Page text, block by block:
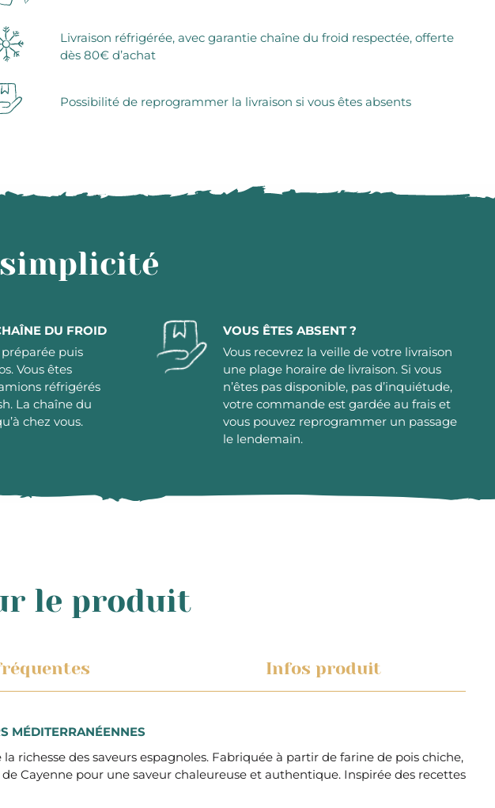
Livraison réfrigérée, avec garantie chaîne du froid respectée, offerte
dès 80€ d’achat
Possibilité de reprogrammer la livraison si vous êtes absents
DU FROID
puis
Vous êtes
réfrigérés
La chaîne du
chez vous.
VOUS ÊTES ABSENT ?
Vous recevrez la veille de votre livraison
une plage horaire de livraison. Si vous
n’êtes pas disponible, pas d’inquiétude,
votre commande est gardée au frais et
vous pouvez reprogrammer un passage
le lendemain.
le produit
Infos produit
MÉDITERRANÉENNES
richesse des saveurs espagnoles. Fabriquée à partir de farine de pois chiche,
Cayenne pour une saveur chaleureuse et authentique. Inspirée des recettes